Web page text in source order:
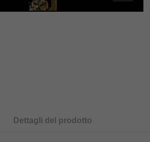
Dettagli del prodotto